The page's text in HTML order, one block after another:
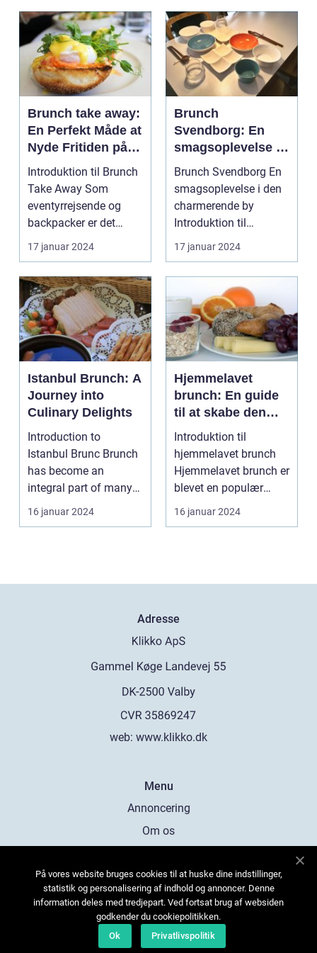
Brunch take away:
En Perfekt Måde at
Nyde Fritiden på
Farten
Introduktion til Brunch
Take Away Som
eventyrrejsende og
backpacker er det
almindeligt at være på
fa...
17 januar 2024
Brunch
Svendborg: En
smagsoplevelse i
den charmerende
Brunch Svendborg En
smagsoplevelse i den
charmerende by
Introduktion til
brunchkulturen i
Svendbo...
17 januar 2024
Istanbul Brunch: A
Journey into
Culinary Delights
Introduction to
Istanbul Brunc Brunch
has become an
integral part of many
people's weekends,
offerin...
16 januar 2024
Hjemmelavet
brunch: En guide
til at skabe den
perfekte
weekendmorgen
Introduktion til
hjemmelavet brunch
Hjemmelavet brunch er
blevet en populær
tradition for mange
men...
16 januar 2024
Adresse
web: www.klikko.dk
Menu
Annoncering
Om os
Kontakt os
Sitemap
På vores website bruges cookies til at huske dine indstillinger,
statistik og personalisering af indhold og annoncer. Denne
information deles med tredjepart. Ved fortsat brug af websiden
godkender du cookiepolitikken.
Ok
Privatlivspolitik